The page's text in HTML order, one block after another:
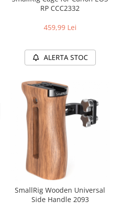
RP CCC2332
459,99 Lei
ALERTA STOC
SmallRig Wooden Universal
Side Handle 2093